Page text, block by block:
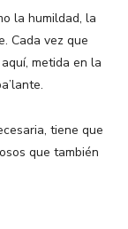
la humildad, la
Cada vez que
metida en la
tiene que
que también